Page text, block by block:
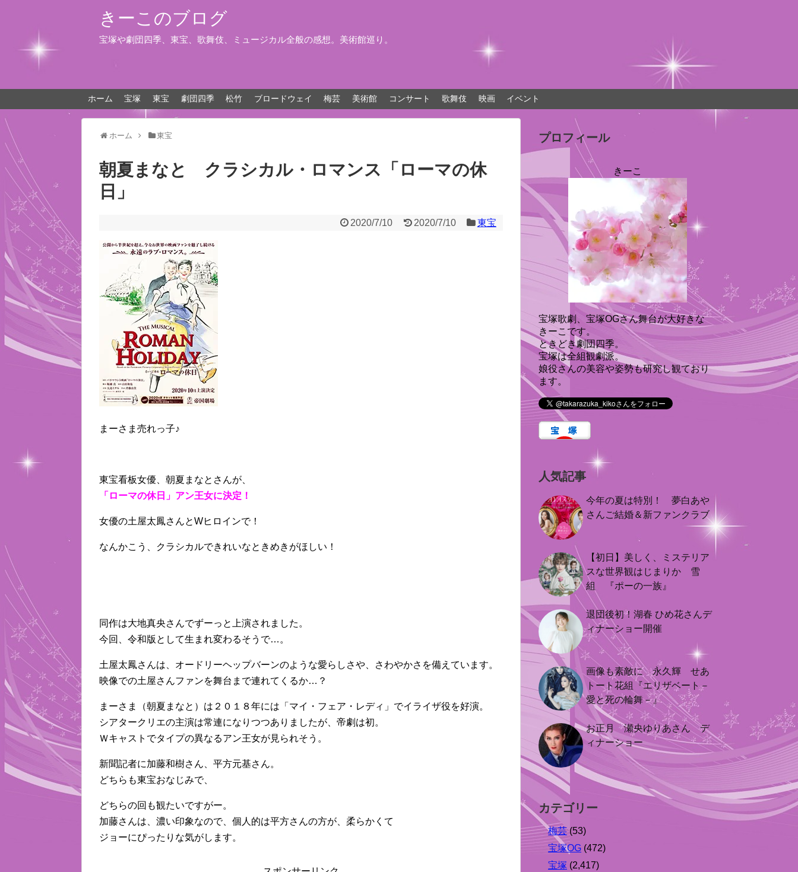
きーこのブログ
宝塚や劇団四季、東宝、歌舞伎、ミュージカル全般の感想。美術館巡り。
ホーム 宝塚 東宝 劇団四季 松竹 ブロードウェイ 梅芸 美術館 コンサート 歌舞伎 映画 イベント
ホーム 東宝
朝夏まなと クラシカル・ロマンス「ローマの休
日」
2020/7/10 2020/7/10 東宝
まーさま売れっ子♪
東宝看板女優、朝夏まなとさんが、
「ローマの休日」アン王女に決定！
女優の土屋太鳳さんとWヒロインで！
なんかこう、クラシカルできれいなときめきがほしい！
同作は大地真央さんでずーっと上演されました。
今回、令和版として生まれ変わるそうで…。
土屋太鳳さんは、オードリーヘップバーンのような愛らしさや、さわやかさを備えています。
映像での土屋さんファンを舞台まで連れてくるか…？
まーさま（朝夏まなと）は２０１８年には「マイ・フェア・レディ」でイライザ役を好演。
シアタークリエの主演は常連になりつつありましたが、帝劇は初。
Ｗキャストでタイプの異なるアン王女が見られそう。
新聞記者に加藤和樹さん、平方元基さん。
どちらも東宝おなじみで、
どちらの回も観たいですがー。
加藤さんは、濃い印象なので、個人的は平方さんの方が、柔らかくて
ジョーにぴったりな気がします。
プロフィール
きーこ
宝塚歌劇、宝塚OGさん舞台が大好きな
きーこです。
ときどき劇団四季。
宝塚は全組観劇派。
娘役さんの美容や姿勢も研究し観ており
ます。
人気記事
今年の夏は特別！ 夢白あや
さんご結婚＆新ファンクラブ
【初日】美しく、ミステリア
スな世界観はじまりか 雪
組 『ポーの一族』
退団後初！湖春 ひめ花さんデ
ィナーショー開催
画像も素敵に 永久輝 せあ
トート花組『エリザベート－
愛と死の輪舞－』
お正月 瀬央ゆりあさん デ
ィナーショー
カテゴリー
梅芸(53)
宝塚OG (472)
宝塚 (2,417)